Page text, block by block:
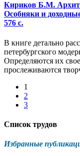
Кириков Б.М.
Особняки и
576 с.
В книге детально
петербургского
Определяются их
прослеживаются
1
2
3
Список трудов
Избранные